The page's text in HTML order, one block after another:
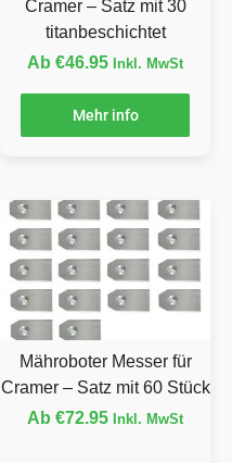
Cramer – Satz mit 30
titanbeschichtet
Ab €46.95 Inkl. MwSt
Mehr info
Mähroboter Messer für
Cramer – Satz mit 60 Stück
Ab €72.95 Inkl. MwSt